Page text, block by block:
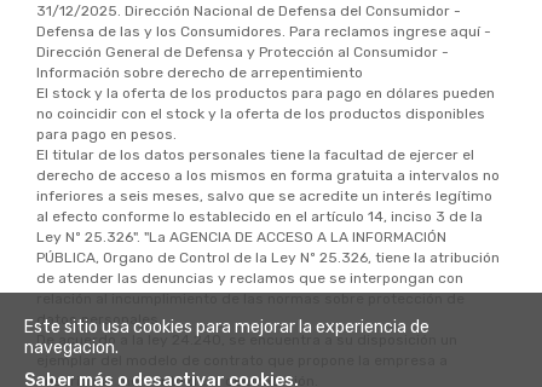
31/12/2025. Dirección Nacional de Defensa del Consumidor -
Defensa de las y los Consumidores. Para reclamos ingrese aquí -
Dirección General de Defensa y Protección al Consumidor -
Información sobre derecho de arrepentimiento
El stock y la oferta de los productos para pago en dólares pueden
no coincidir con el stock y la oferta de los productos disponibles
para pago en pesos.
El titular de los datos personales tiene la facultad de ejercer el
derecho de acceso a los mismos en forma gratuita a intervalos no
inferiores a seis meses, salvo que se acredite un interés legítimo
al efecto conforme lo establecido en el artículo 14, inciso 3 de la
Ley Nº 25.326". "La AGENCIA DE ACCESO A LA INFORMACIÓN
PÚBLICA, Organo de Control de la Ley Nº 25.326, tiene la atribución
de atender las denuncias y reclamos que se interpongan con
datos personales.
De acuerdo a la ley 24.240, se encuentra a su disposición un
ejemplar del modelo de contrato que propone la empresa a
suscribir al momento de la contratación.
Este sitio usa cookies para mejorar la experiencia de
navegacion.
Saber más o desactivar cookies.